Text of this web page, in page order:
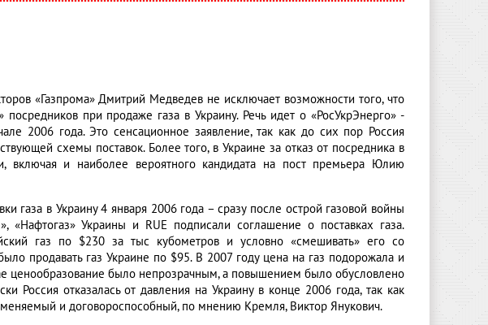
«Газпрома» Дмитрий Медведев не исключает возможности того, что
посредников при продаже газа в Украину. Речь идет о «РосУкрЭнерго» -
2006 года. Это сенсационное заявление, так как до сих пор Россия
схемы поставок. Более того, в Украине за отказ от посредника в
включая и наиболее вероятного кандидата на пост премьера Юлию
газа в Украину 4 января 2006 года – сразу после острой газовой войны
«Нафтогаз» Украины и RUE подписали соглашение о поставках газа.
газ по $230 за тыс кубометров и условно «смешивать» его со
продавать газ Украине по $95. В 2007 году цена на газ подорожала и
ценообразование было непрозрачным, а повышением было обусловлено
Россия отказалась от давления на Украину в конце 2006 года, так как
и договороспособный, по мнению Кремля, Виктор Янукович.